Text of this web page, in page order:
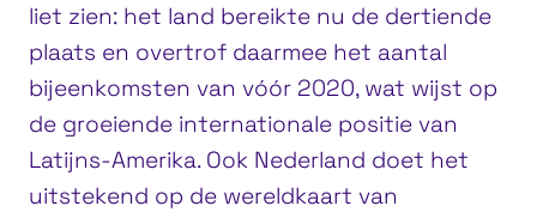
liet zien: het land bereikte nu de dertiende
plaats en overtrof daarmee het aantal
bijeenkomsten van vóór 2020, wat wijst op
de groeiende internationale positie van
Latijns-Amerika. Ook Nederland doet het
uitstekend op de wereldkaart van